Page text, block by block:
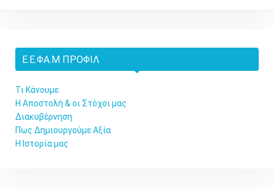
Ε.Ε.ΦΑ.Μ ΠΡΟΦΊΛ
Τι Κάνουμε
Η Αποστολή & οι Στόχοι μας
Διακυβέρνηση
Πως Δημιουργούμε Αξία
Η Ιστορία μας